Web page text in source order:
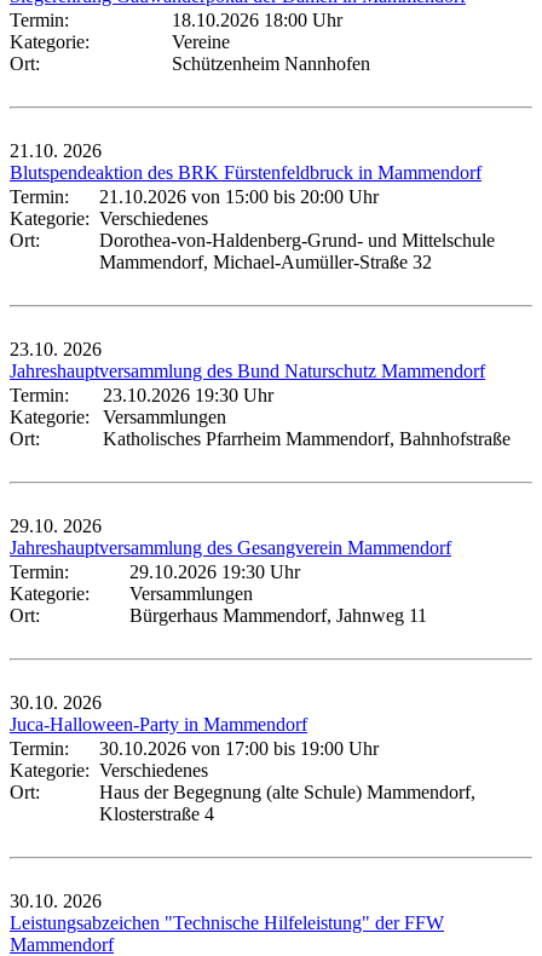
Termin:
18.10.2026 18:00 Uhr
Kategorie:
Vereine
Ort:
Schützenheim Nannhofen
21.10. 2026
Blutspendeaktion des BRK Fürstenfeldbruck in Mammendorf
Termin:
21.10.2026 von 15:00 bis 20:00 Uhr
Kategorie: Verschiedenes
Ort:
Dorothea-von-Haldenberg-Grund- und Mittelschule
Mammendorf, Michael-Aumüller-Straße 32
23.10. 2026
Jahreshauptversammlung des Bund Naturschutz Mammendorf
Termin:
23.10.2026 19:30 Uhr
Kategorie:
Versammlungen
Ort:
Katholisches Pfarrheim Mammendorf, Bahnhofstraße
29.10. 2026
Jahreshauptversammlung des Gesangverein Mammendorf
Termin:
29.10.2026 19:30 Uhr
Kategorie:
Versammlungen
Ort:
Bürgerhaus Mammendorf, Jahnweg 11
30.10. 2026
Juca-Halloween-Party in Mammendorf
Termin:
30.10.2026 von 17:00 bis 19:00 Uhr
Kategorie: Verschiedenes
Ort:
Haus der Begegnung (alte Schule) Mammendorf,
Klosterstraße 4
30.10. 2026
Leistungsabzeichen "Technische Hilfeleistung" der FFW
Mammendorf